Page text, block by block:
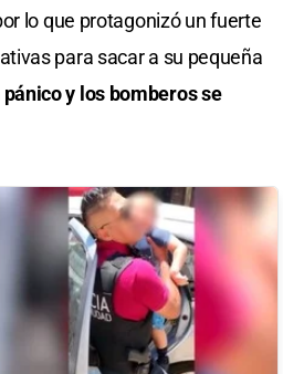
lo que protagonizó un fuerte
para sacar a su pequeña
y los bomberos se